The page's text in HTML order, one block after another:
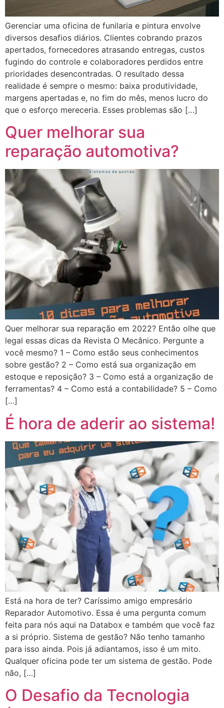
Gerenciar uma oficina de funilaria e pintura envolve
diversos desafios diários. Clientes cobrando prazos
apertados, fornecedores atrasando entregas, custos
fugindo do controle e colaboradores perdidos entre
prioridades desencontradas. O resultado dessa
realidade é sempre o mesmo: baixa produtividade,
margens apertadas e, no fim do mês, menos lucro do
que o esforço mereceria. Esses problemas são […]
Quer melhorar sua
reparação automotiva?
Quer melhorar sua reparação em 2022? Então olhe que
legal essas dicas da Revista O Mecânico. Pergunte a
você mesmo? 1 – Como estão seus conhecimentos
sobre gestão? 2 – Como está sua organização em
estoque e reposição? 3 – Como está a organização de
ferramentas? 4 – Como está a contabilidade? 5 – Como
[…]
É hora de aderir ao sistema!
Está na hora de ter? Caríssimo amigo empresário
Reparador Automotivo. Essa é uma pergunta comum
feita para nós aqui na Databox e também que você faz
a si próprio. Sistema de gestão? Não tenho tamanho
para isso ainda. Pois já adiantamos, isso é um mito.
Qualquer oficina pode ter um sistema de gestão. Pode
não, […]
O Desafio da Tecnologia